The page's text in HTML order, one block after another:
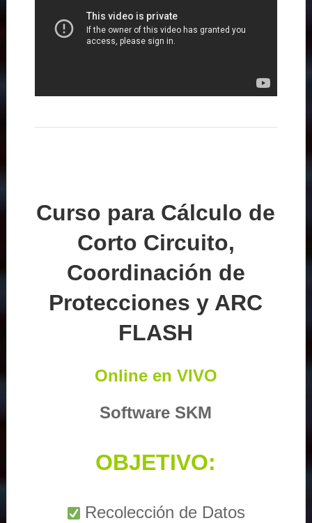
Curso para Cálculo de
Corto Circuito,
Coordinación de
Protecciones y ARC
FLASH
Online en VIVO
Software SKM
OBJETIVO:
Recolección de Datos